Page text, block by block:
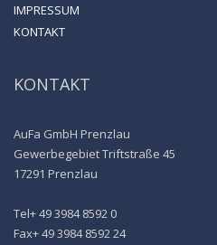
IMPRESSUM
KONTAKT
KONTAKT
AuFa GmbH Prenzlau
Gewerbegebiet Triftstraße 45
17291 Prenzlau
Tel+ 49 3984 8592 0
Fax+ 49 3984 8592 24